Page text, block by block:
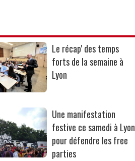
Le récap' des temps
forts de la semaine à
Lyon
Une manifestation
festive ce samedi à Lyon
pour défendre les free
parties